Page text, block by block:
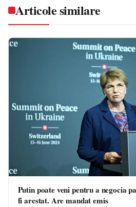
Articole similare
Putin poate veni pentru a negocia
fi arestat. Are mandat emis